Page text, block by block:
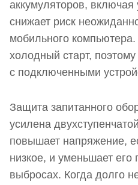
аккумуляторов, включая
снижает риск
мобильного
холодный старт,
с подключенными
Защита запитанного
усилена
повышает напряжение,
низкое, и уменьшает
выбросах. Когда долго